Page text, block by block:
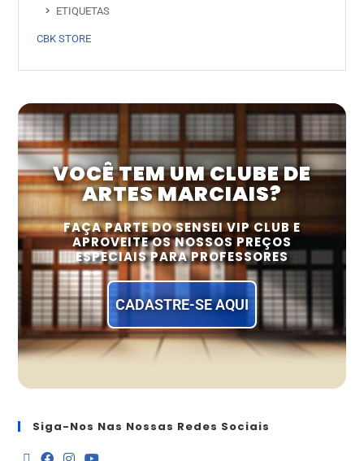
ETIQUETAS
CBK STORE
VOCÊ TEM UM CLUBE DE
ARTES MARCIAIS?
FAÇA PARTE DO SENSEI VIP CLUB E
APROVEITE OS NOSSOS PREÇOS
ESPECIAIS PARA PROFESSORES
CADASTRE-SE AQUI
Siga-Nos Nas Nossas Redes Sociais